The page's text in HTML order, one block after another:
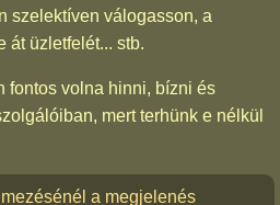
szelektíven válogasson, a
át üzletfelét... stb.
fontos volna hinni, bízni és
mert terhünk e nélkül
a megjelenés